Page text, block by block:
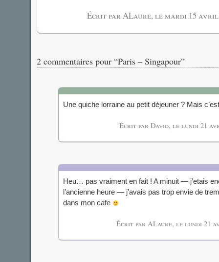
Écrit par ALaure, lemardi 15 avril
2 commentaires pour “Paris – Singapour”
Une quiche lorraine au petit déjeuner ? Mais
Écrit par David, le lundi 21
Heu… pas vraiment en fait ! A minuit — j’etais
l’ancienne heure — j’avais pas trop envie de
dans mon cafe
Écrit par ALaure, le lundi 21